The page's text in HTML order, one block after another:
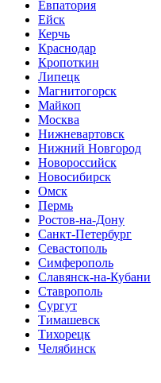
Евпатория
Ейск
Керчь
Краснодар
Кропоткин
Липецк
Магнитогорск
Майкоп
Москва
Нижневартовск
Нижний Новгород
Новороссийск
Новосибирск
Омск
Пермь
Ростов-на-Дону
Санкт-Петербург
Севастополь
Симферополь
Славянск-на-Кубани
Ставрополь
Сургут
Тимашевск
Тихорецк
Челябинск